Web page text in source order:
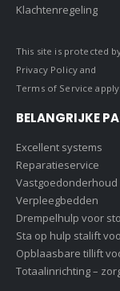
Klachtenregeling
This site is protected
Privacy Policyand
Terms of Service apply.
BELANGRIJKE
Excellent systems
Reparatieservice
Vastgoedonderhoud
Verpleegbedden
Drempelhulp voor
Sta op hulp stalift
Opblaasbare tillift
Totaalinrichting –